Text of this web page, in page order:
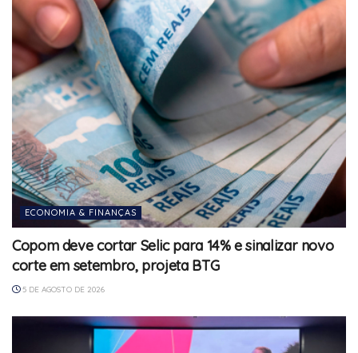
ECONOMIA & FINANÇAS
Copom deve cortar Selic para 14% e sinalizar novo
corte em setembro, projeta BTG
5 DE AGOSTO DE 2026